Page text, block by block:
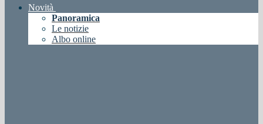
Novità
Panoramica
Le notizie
Albo online